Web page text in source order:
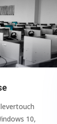
10,